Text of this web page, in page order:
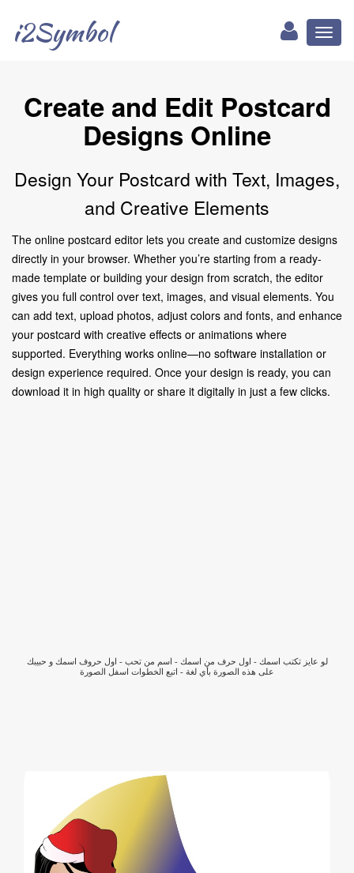
i2Symbol
Create and Edit Postcard
Designs Online
Design Your Postcard with Text, Images,
and Creative Elements
The online postcard editor lets you create and customize designs
directly in your browser. Whether you’re starting from a ready-
made template or building your design from scratch, the editor
gives you full control over text, images, and visual elements. You
can add text, upload photos, adjust colors and fonts, and enhance
your postcard with creative effects or animations where
supported. Everything works online—no software installation or
design experience required. Once your design is ready, you can
download it in high quality or share it digitally in just a few clicks.
لو عايز تكتب اسمك - اول حرف من اسمك - اسم من تحب - اول حروف اسمك و حبيبك
على هذه الصورة بأي لغة - اتبع الخطوات اسفل الصورة